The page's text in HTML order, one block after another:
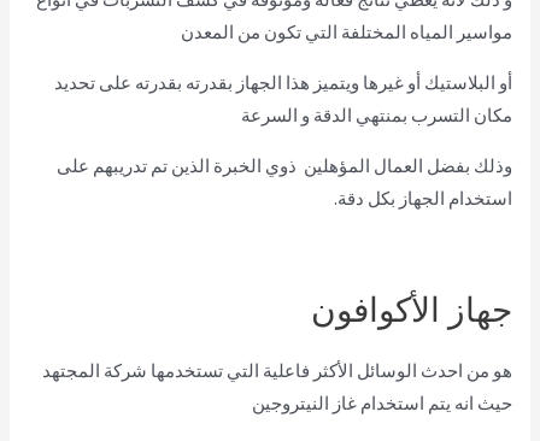
مواسير المياه المختلفة التي تكون من المعدن
أو البلاستيك أو غيرها ويتميز هذا الجهاز بقدرته بقدرته على تحديد
مكان التسرب بمنتهي الدقة و السرعة
وذلك بفضل العمال المؤهلين ذوي الخبرة الذين تم تدريبهم على
استخدام الجهاز بكل دقة.
جهاز الأكوافون
هو من احدث الوسائل الأكثر فاعلية التي تستخدمها شركة المجتهد
حيث انه يتم استخدام غاز النيتروجين